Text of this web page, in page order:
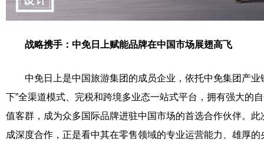
战略携手：中免日上赋能品牌在中国市场展翅高飞
中免日上是中国旅游集团的成员企业，依托中免集团产业
下”全渠道模式、完税和跨境多业态一站式平台，拥有强大的
值客群，成为众多国际品牌进驻中国市场的首选合作伙伴。
成深度合作，正是看中其在零售领域的专业运营能力、雄厚